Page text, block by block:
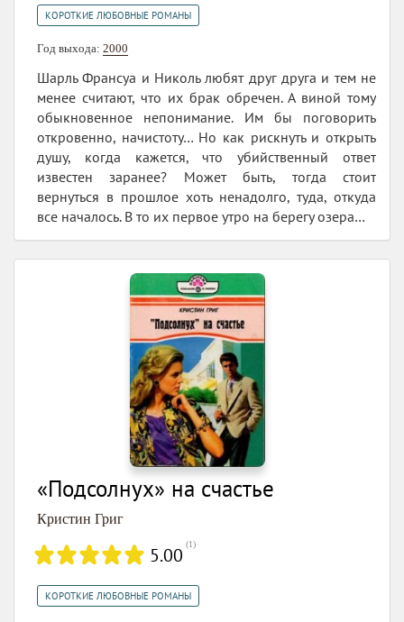
КОРОТКИЕ ЛЮБОВНЫЕ РОМАНЫ
Год выхода: 2000
Шарль Франсуа и Николь любят друг друга и тем не
менее считают, что их брак обречен. А виной тому
обыкновенное непонимание. Им бы поговорить
откровенно, начистоту… Но как рискнуть и открыть
душу, когда кажется, что убийственный ответ
известен заранее? Может быть, тогда стоит
вернуться в прошлое хоть ненадолго, туда, откуда
все началось. В то их первое утро на берегу озера…
«Подсолнух» на счастье
Кристин Григ
5.00 (1)
КОРОТКИЕ ЛЮБОВНЫЕ РОМАНЫ